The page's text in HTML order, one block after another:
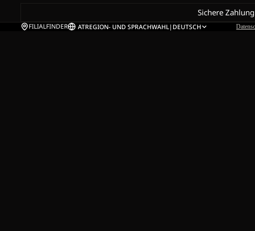
Sichere
FILIALFINDER ATREGION- UND SPRACHWAHL| DEUTSCH